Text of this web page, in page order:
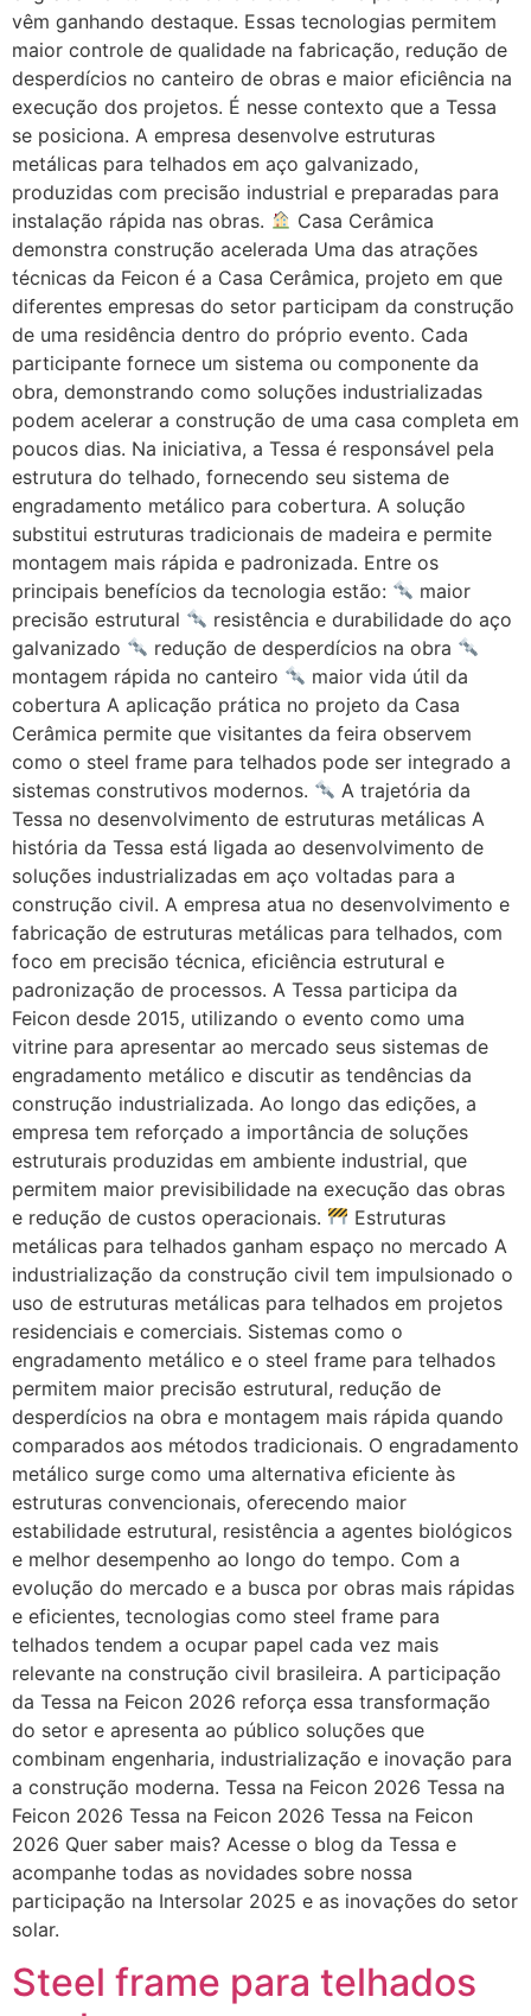
vêm ganhando destaque. Essas tecnologias permitem
maior controle de qualidade na fabricação, redução de
desperdícios no canteiro de obras e maior eficiência na
execução dos projetos. É nesse contexto que a Tessa
se posiciona. A empresa desenvolve estruturas
metálicas para telhados em aço galvanizado,
produzidas com precisão industrial e preparadas para
instalação rápida nas obras.
Casa Cerâmica
demonstra construção acelerada Uma das atrações
técnicas da Feicon é a Casa Cerâmica, projeto em que
diferentes empresas do setor participam da construção
de uma residência dentro do próprio evento. Cada
participante fornece um sistema ou componente da
obra, demonstrando como soluções industrializadas
podem acelerar a construção de uma casa completa em
poucos dias. Na iniciativa, a Tessa é responsável pela
estrutura do telhado, fornecendo seu sistema de
engradamento metálico para cobertura. A solução
substitui estruturas tradicionais de madeira e permite
montagem mais rápida e padronizada. Entre os
principais benefícios da tecnologia estão:
maior
precisão estrutural
resistência e durabilidade do aço
galvanizado
redução de desperdícios na obra
montagem rápida no canteiro
maior vida útil da
cobertura A aplicação prática no projeto da Casa
Cerâmica permite que visitantes da feira observem
como o steel frame para telhados pode ser integrado a
sistemas construtivos modernos.
A trajetória da
Tessa no desenvolvimento de estruturas metálicas A
história da Tessa está ligada ao desenvolvimento de
soluções industrializadas em aço voltadas para a
construção civil. A empresa atua no desenvolvimento e
fabricação de estruturas metálicas para telhados, com
foco em precisão técnica, eficiência estrutural e
padronização de processos. A Tessa participa da
Feicon desde 2015, utilizando o evento como uma
vitrine para apresentar ao mercado seus sistemas de
engradamento metálico e discutir as tendências da
construção industrializada. Ao longo das edições, a
empresa tem reforçado a importância de soluções
estruturais produzidas em ambiente industrial, que
permitem maior previsibilidade na execução das obras
e redução de custos operacionais.
Estruturas
metálicas para telhados ganham espaço no mercado A
industrialização da construção civil tem impulsionado o
uso de estruturas metálicas para telhados em projetos
residenciais e comerciais. Sistemas como o
engradamento metálico e o steel frame para telhados
permitem maior precisão estrutural, redução de
desperdícios na obra e montagem mais rápida quando
comparados aos métodos tradicionais. O engradamento
metálico surge como uma alternativa eficiente às
estruturas convencionais, oferecendo maior
estabilidade estrutural, resistência a agentes biológicos
e melhor desempenho ao longo do tempo. Com a
evolução do mercado e a busca por obras mais rápidas
e eficientes, tecnologias como steel frame para
telhados tendem a ocupar papel cada vez mais
relevante na construção civil brasileira. A participação
da Tessa na Feicon 2026 reforça essa transformação
do setor e apresenta ao público soluções que
combinam engenharia, industrialização e inovação para
a construção moderna. Tessa na Feicon 2026 Tessa na
Feicon 2026 Tessa na Feicon 2026 Tessa na Feicon
2026 Quer saber mais? Acesse o blog da Tessa e
acompanhe todas as novidades sobre nossa
participação na Intersolar 2025 e as inovações do setor
solar.
Steel frame para telhados